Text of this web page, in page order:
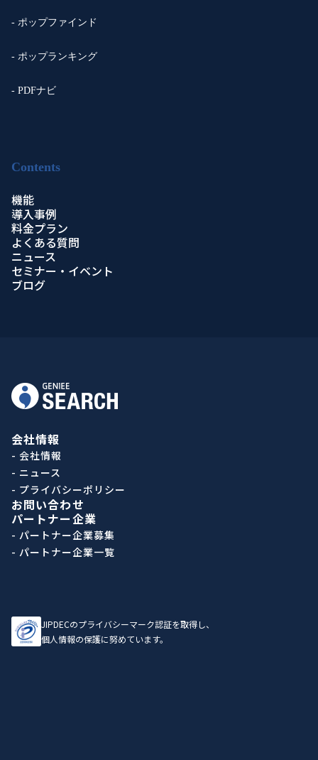
- ポップファインド
- ポップランキング
- PDFナビ
Contents
機能
導入事例
料金プラン
よくある質問
ニュース
セミナー・イベント
ブログ
会社情報
- 会社情報
- ニュース
- プライバシーポリシー
お問い合わせ
パートナー企業
- パートナー企業募集
- パートナー企業一覧
JIPDECのプライバシーマーク認証を取得し、
個人情報の保護に努めています。